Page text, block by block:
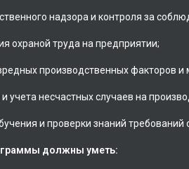
надзора и контроля за
охраной труда на предприятии;
производственных факторов
учета несчастных случаев на
и проверки знаний требований
должны уметь: